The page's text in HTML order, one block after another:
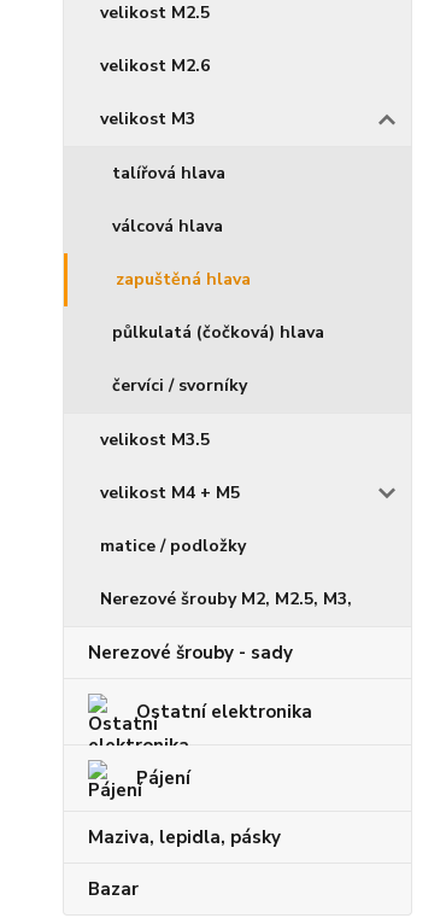
velikost M2.5
velikost M2.6
velikost M3
talířová hlava
válcová hlava
zapuštěná hlava
půlkulatá (čočková) hlava
červíci / svorníky
velikost M3.5
velikost M4 + M5
matice / podložky
Nerezové šrouby M2, M2.5, M3,
Nerezové šrouby - sady
Ostatní elektronika
Pájení
Maziva, lepidla, pásky
Bazar